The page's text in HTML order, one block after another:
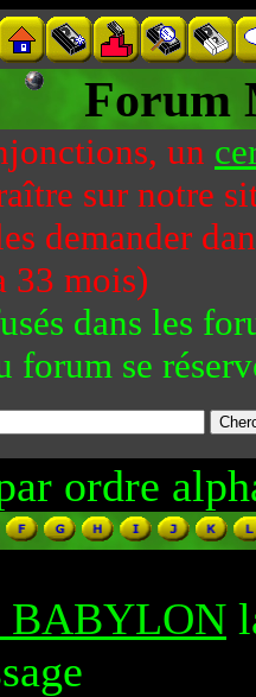
Forum
un
sur notre
demander
33 mois)
dans les
forum se
ordre
BABYLON